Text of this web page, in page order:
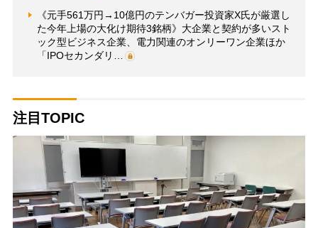
《元手561万円→10億円のテンバガー投資家X氏が厳選し
た今年上場の大化け期待3銘柄》大企業と契約が多いスト
ック型ビジネス企業、電力関連のオンリーワン企業ほか
「IPOセカンダリ…
注目TOPIC